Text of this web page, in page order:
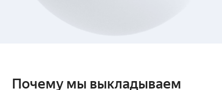
Почему мы выкладываем